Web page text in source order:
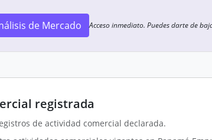
de Mercado Acceso inmediato. Puedes darte de
registrada
de actividad comercial declarada.